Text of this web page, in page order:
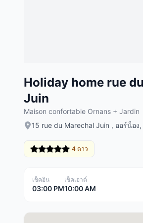
Holiday home rue
Juin
Maison confortable Ornans + Jardin
15 rue du Marechal Juin , ออร์น็อง,
4 ดาว
เช็คอิน
03:00 PM
เช็คเอาต์
10:00 AM